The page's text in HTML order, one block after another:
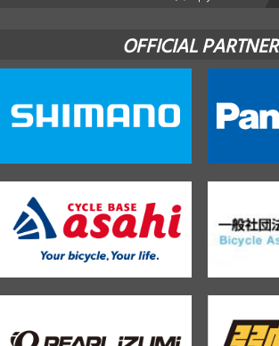
OFFICIAL PARTNER